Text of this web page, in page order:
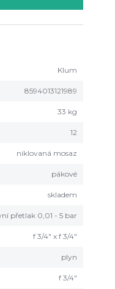
Klum
8594013121989
33 kg
12
niklovaná mosaz
pákové
skladem
přetlak 0,01 - 5 bar
f 3/4" x f 3/4"
plyn
f 3/4"